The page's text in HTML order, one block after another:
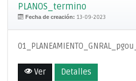
PLANOS_termino
Fecha de creación: 13-09-2023
Ver Detalles